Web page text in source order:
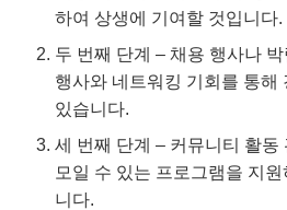
하여 상생에 기여할 것입니다.
두 번째 단계 – 채용 행사나
행사와 네트워킹 기회를 통해
있습니다.
세 번째 단계 – 커뮤니티 활동
모일 수 있는 프로그램을 지
니다.